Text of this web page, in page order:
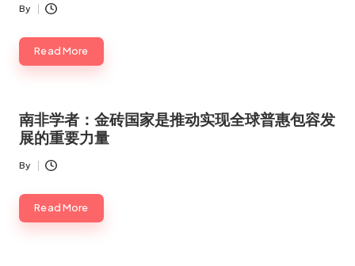
Posted
By
Read More
南非学者：金砖国家是推动实现全球普惠包容发
展的重要力量
Posted
By
Read More